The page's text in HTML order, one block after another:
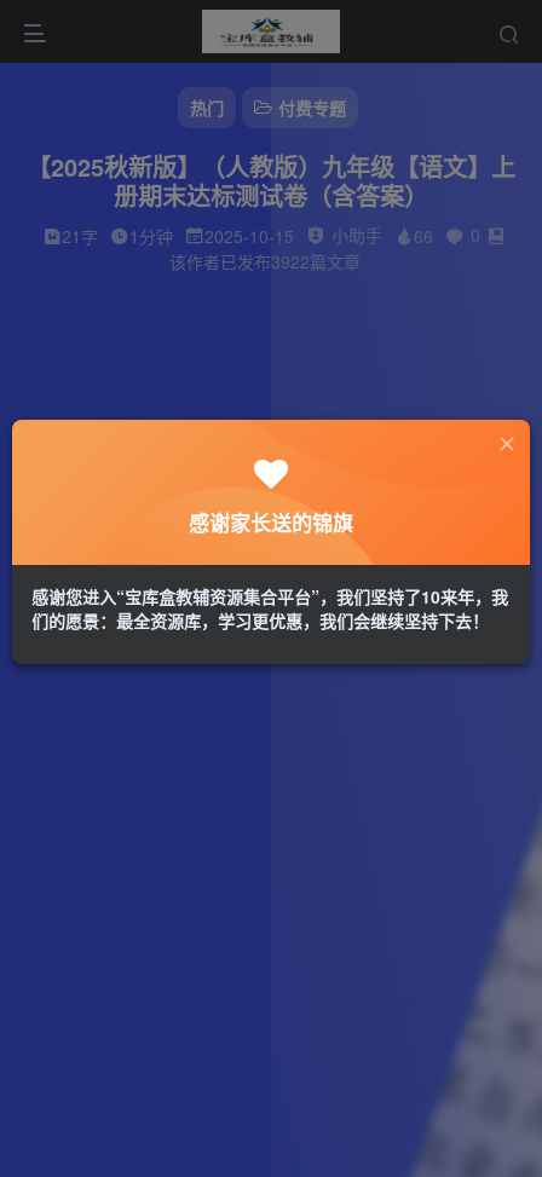
热门 付费专题
【2025秋新版】（人教版）九年级【语文】上
册期末达标测试卷（含答案）
21字 1分钟 2025-10-15 小助手 66
0
该作者已发布3922篇文章
感谢家长送的锦旗
感谢您进入“宝库盒教辅资源集合平台”，我们坚持了10来年，我
们的愿景：最全资源库，学习更优惠，我们会继续坚持下去！